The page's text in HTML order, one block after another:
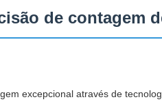
de contagem
excepcional através de